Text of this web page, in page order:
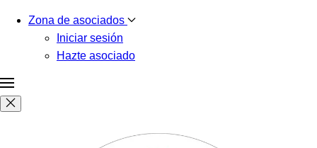
Zona de asociados
Iniciar sesión
Hazte asociado